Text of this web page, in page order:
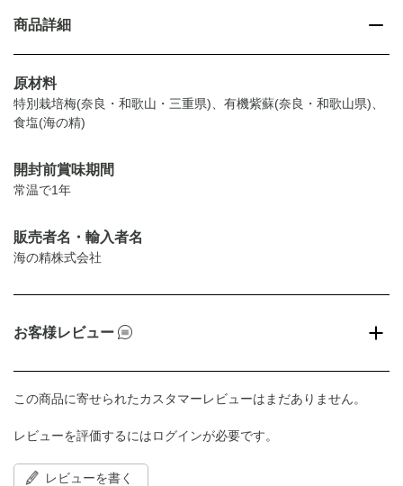
商品詳細
原材料
特別栽培梅(奈良・和歌山・三重県)、有機紫蘇(奈良・和歌山県)、
食塩(海の精)
開封前賞味期間
常温で1年
販売者名・輸入者名
海の精株式会社
お客様レビュー
この商品に寄せられたカスタマーレビューはまだありません。
レビューを評価するにはログインが必要です。
レビューを書く